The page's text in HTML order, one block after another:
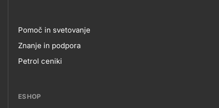
Footer
links
Pomoč in svetovanje
Znanje in podpora
Petrol ceniki
ESHOP